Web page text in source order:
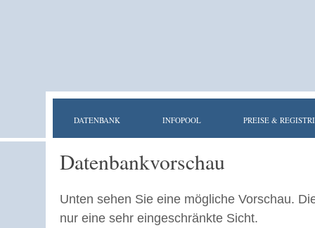
DATENBANK INFOPOOL PREISE &
Datenbankvorschau
Unten sehen Sie eine mögliche Vorschau.
nur eine sehr eingeschränkte Sicht.